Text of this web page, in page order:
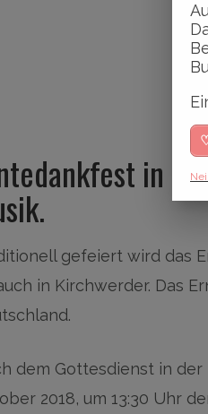
in
gefeiert wird das
in Kirchwerder. Das
dem Gottesdienst in
2018, um 13:30 Uhr